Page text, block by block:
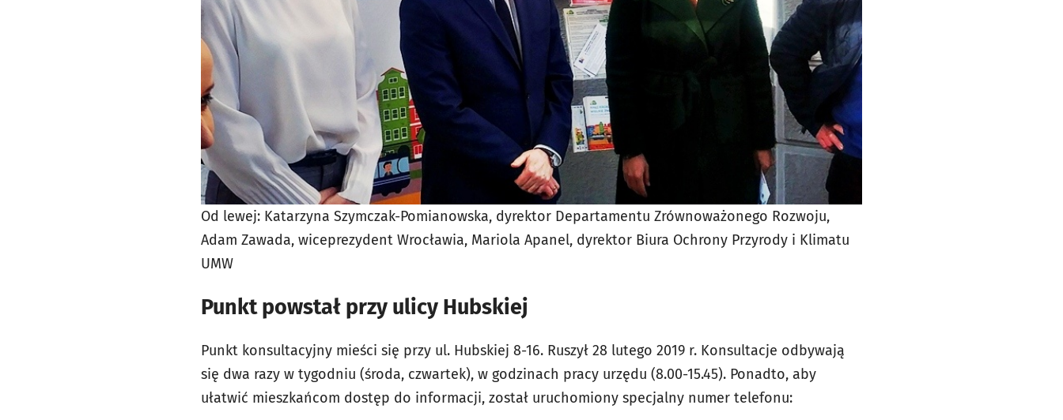
Od lewej: Katarzyna Szymczak-Pomianowska, dyrektor Departamentu Zrównoważonego Rozwoju,
Adam Zawada, wiceprezydent Wrocławia, Mariola Apanel, dyrektor Biura Ochrony Przyrody i Klimatu
UMW
Punkt powstał przy ulicy Hubskiej
Punkt konsultacyjny mieści się przy ul. Hubskiej 8-16. Ruszył 28 lutego 2019 r. Konsultacje odbywają
się dwa razy w tygodniu (środa, czwartek), w godzinach pracy urzędu (8.00-15.45). Ponadto, aby
ułatwić mieszkańcom dostęp do informacji, został uruchomiony specjalny numer telefonu: